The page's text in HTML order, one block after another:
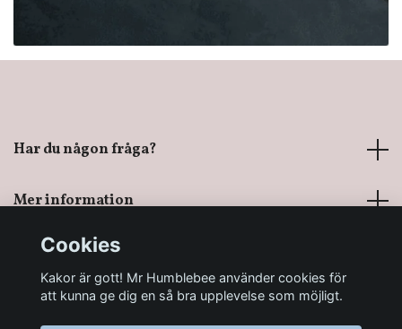
Har du någon fråga?
Mer information
Sociala medier
Cookies
Kakor är gott! Mr Humblebee använder cookies för
att kunna ge dig en så bra upplevelse som möjligt.